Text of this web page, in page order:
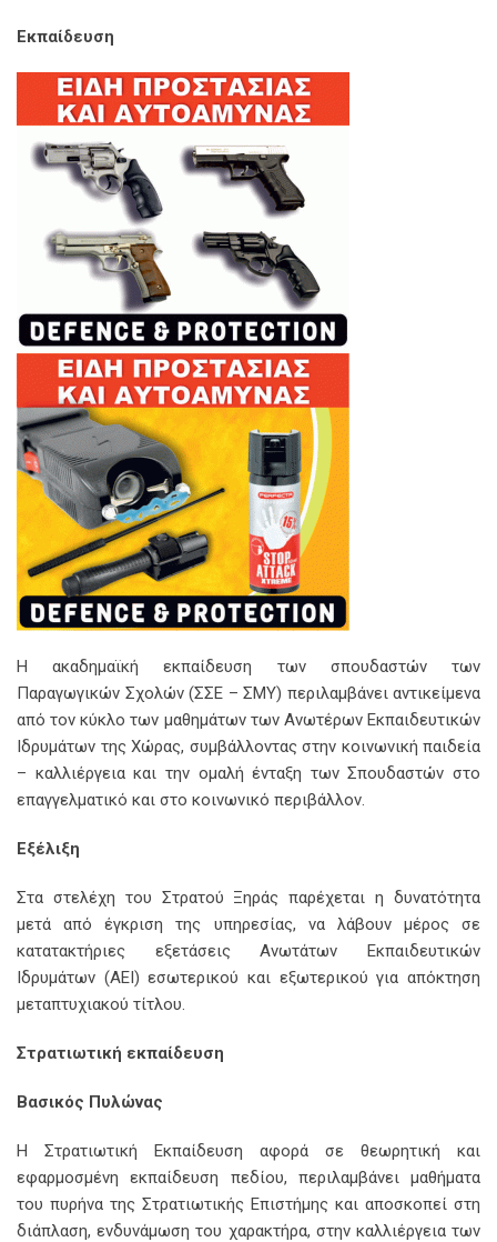
Εκπαίδευση
Η ακαδημαϊκή εκπαίδευση των σπουδαστών των
Παραγωγικών Σχολών (ΣΣΕ – ΣΜΥ) περιλαμβάνει αντικείμενα
από τον κύκλο των μαθημάτων των Ανωτέρων Εκπαιδευτικών
Ιδρυμάτων της Χώρας, συμβάλλοντας στην κοινωνική παιδεία
– καλλιέργεια και την ομαλή ένταξη των Σπουδαστών στο
επαγγελματικό και στο κοινωνικό περιβάλλον.
Εξέλιξη
Στα στελέχη του Στρατού Ξηράς παρέχεται η δυνατότητα
μετά από έγκριση της υπηρεσίας, να λάβουν μέρος σε
κατατακτήριες εξετάσεις Ανωτάτων Εκπαιδευτικών
Ιδρυμάτων (ΑΕΙ) εσωτερικού και εξωτερικού για απόκτηση
μεταπτυχιακού τίτλου.
Στρατιωτική εκπαίδευση
Βασικός Πυλώνας
Η Στρατιωτική Εκπαίδευση αφορά σε θεωρητική και
εφαρμοσμένη εκπαίδευση πεδίου, περιλαμβάνει μαθήματα
του πυρήνα της Στρατιωτικής Επιστήμης και αποσκοπεί στη
διάπλαση, ενδυνάμωση του χαρακτήρα, στην καλλιέργεια των